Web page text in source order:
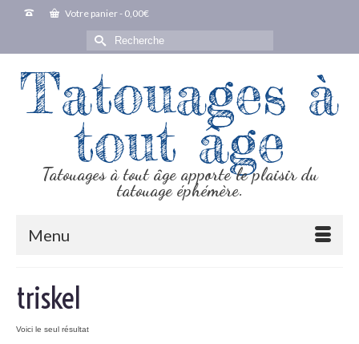
Votre panier- 0,00€
Rechercher :
Tatouages à
tout âge
Tatouages à tout âge apporte le plaisir du
tatouage éphémère.
Menu
triskel
Voici le seul résultat